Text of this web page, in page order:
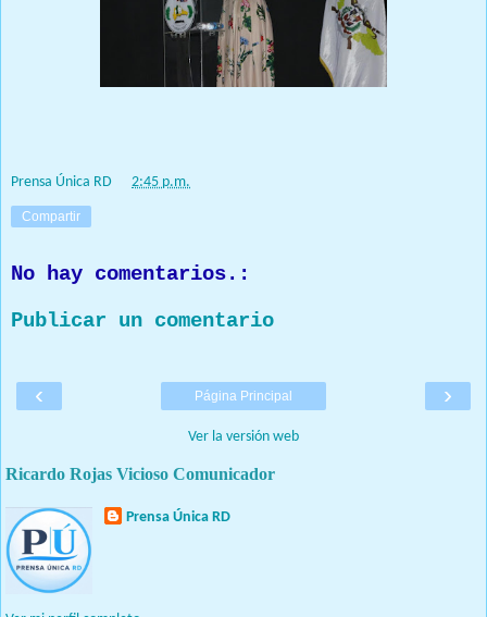
Prensa Única RD 2:45 p.m.
Compartir
No hay comentarios.:
Publicar un comentario
‹ ›
Página Principal
Ver la versión web
Ricardo Rojas Vicioso Comunicador
Prensa Única RD